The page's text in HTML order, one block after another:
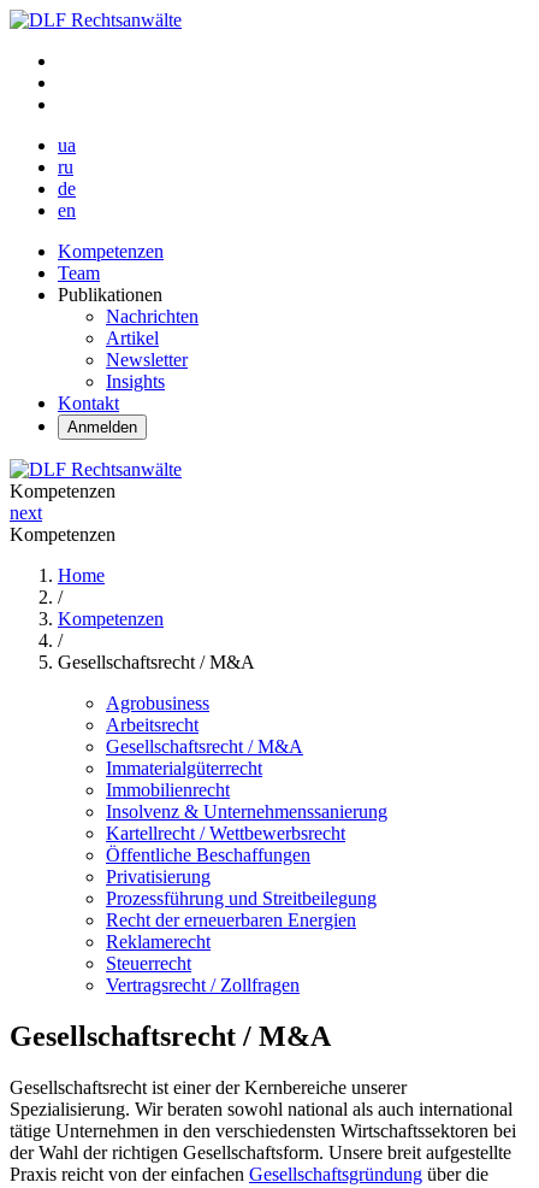
ua
ru
de
en
Kompetenzen
Team
Publikationen
Nachrichten
Artikel
Newsletter
Insights
Kontakt
Anmelden
Kompetenzen
next
Kompetenzen
Home
/
Kompetenzen
/
Gesellschaftsrecht / M&A
Agrobusiness
Arbeitsrecht
Gesellschaftsrecht / M&A
Immaterialgüterrecht
Immobilienrecht
Insolvenz & Unternehmenssanierung
Kartellrecht / Wettbewerbsrecht
Öffentliche Beschaffungen
Privatisierung
Prozessführung und Streitbeilegung
Recht der erneuerbaren Energien
Reklamerecht
Steuerrecht
Vertragsrecht / Zollfragen
Gesellschaftsrecht / M&A
Gesellschaftsrecht ist einer der Kernbereiche unserer
Spezialisierung. Wir beraten sowohl national als auch international
tätige Unternehmen in den verschiedensten Wirtschaftssektoren bei
der Wahl der richtigen Gesellschaftsform. Unsere breit aufgestellte
Praxis reicht von der einfachen Gesellschaftsgründung über die